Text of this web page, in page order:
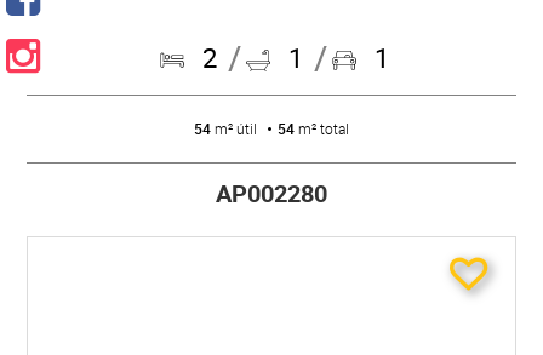
2 1 1
54m² útil 54m² total
AP002280